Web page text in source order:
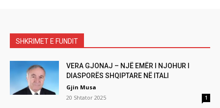
SHKRIMET E FUNDIT
VERA GJONAJ – NJË EMËR I NJOHUR I
DIASPORËS SHQIPTARE NË ITALI
Gjin Musa
20 Shtator 2025
1